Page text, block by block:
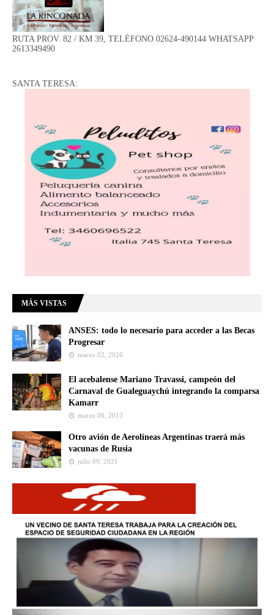
RUTA PROV. 82 / KM 39, TELÉFONO 02624-490144 WHATSAPP
2613349490
SANTA TERESA:
MÁS VISTAS
ANSES: todo lo necesario para acceder a las Becas
Progresar
marzo 02, 2026
El acebalense Mariano Travassi, campeón del
Carnaval de Gualeguaychú integrando la comparsa
Kamarr
marzo 06, 2013
Otro avión de Aerolíneas Argentinas traerá más
vacunas de Rusia
julio 09, 2021